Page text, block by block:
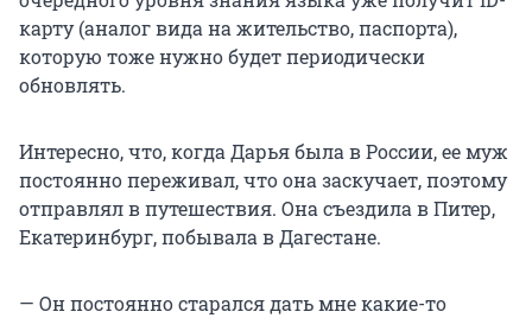
карту (аналог вида на жительство, паспорта),
которую тоже нужно будет периодически
обновлять.
Интересно, что, когда Дарья была в России, ее муж
постоянно переживал, что она заскучает, поэтому
отправлял в путешествия. Она съездила в Питер,
Екатеринбург, побывала в Дагестане.
— Он постоянно старался дать мне какие-то